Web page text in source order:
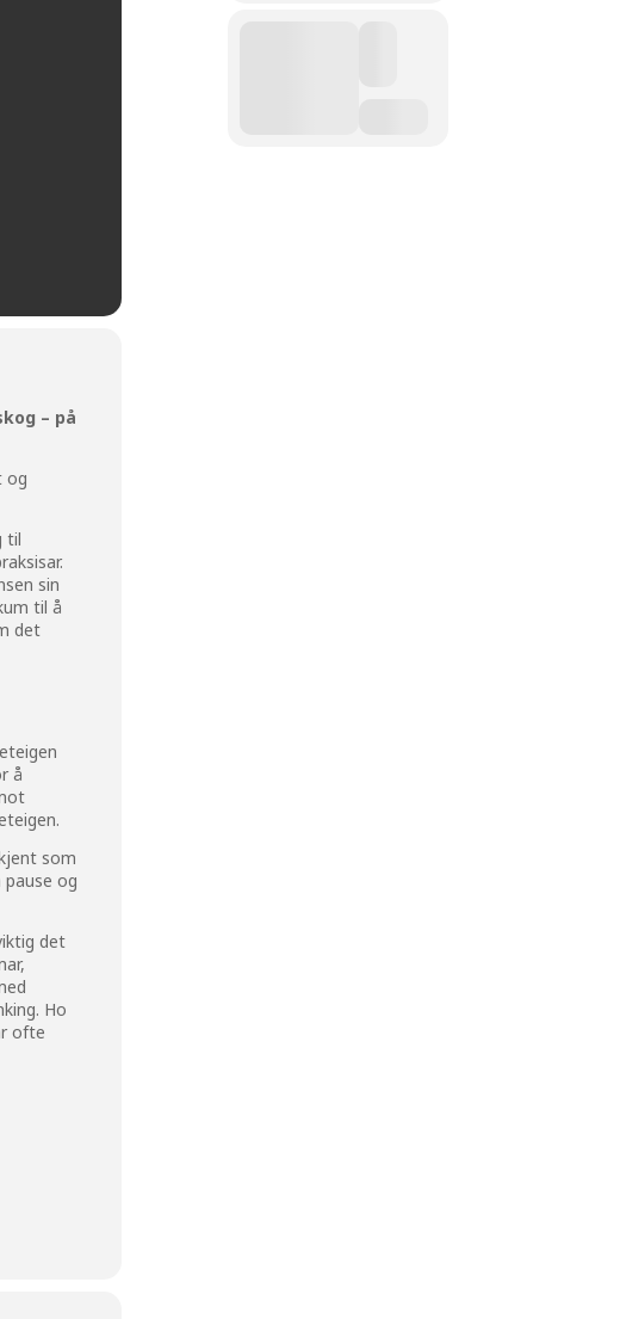
– på
og
til
sin
til å
det
å
som
og
det
Ho
ofte